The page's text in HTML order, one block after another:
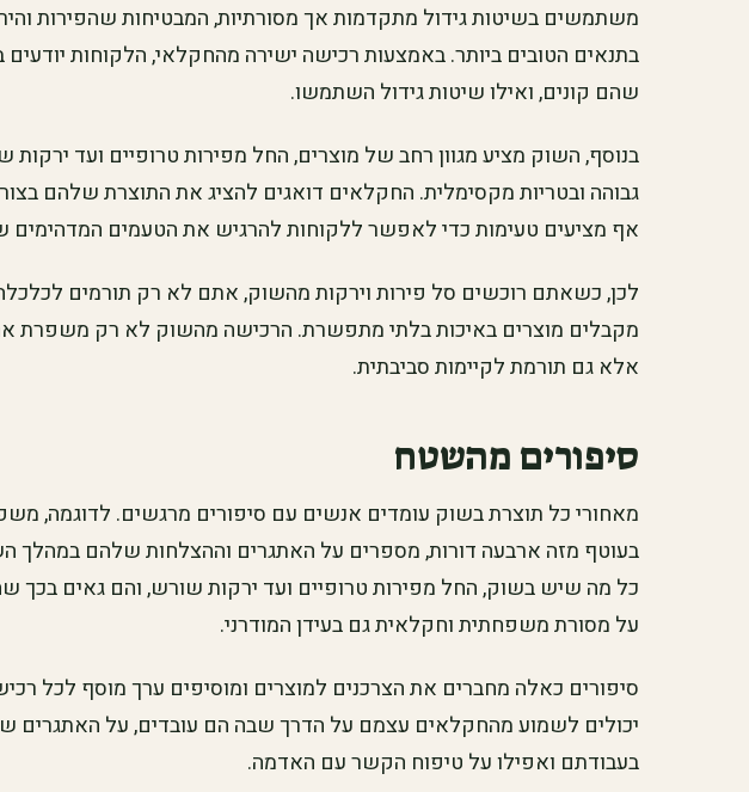
משתמשים בשיטות גידול מתקדמות אך מסורתיות, המבטיחות שהפירות
בתנאים הטובים ביותר. באמצעות רכישה ישירה מהחקלאי, הלקוחות יודעים
שהם קונים, ואילו שיטות גידול השתמשו.
בנוסף, השוק מציע מגוון רחב של מוצרים, החל מפירות טרופיים ועד ירקות
גבוהה ובטריות מקסימלית. החקלאים דואגים להציג את התוצרת שלהם
אף מציעים טעימות כדי לאפשר ללקוחות להרגיש את הטעמים המדהימים
לכן, כשאתם רוכשים סל פירות וירקות מהשוק, אתם לא רק תורמים
מקבלים מוצרים באיכות בלתי מתפשרת. הרכישה מהשוק לא רק משפרת
אלא גם תורמת לקיימות סביבתית.
סיפורים מהשטח
מאחורי כל תוצרת בשוק עומדים אנשים עם סיפורים מרגשים. לדוגמה,
בעוטף מזה ארבעה דורות, מספרים על האתגרים וההצלחות שלהם במהלך
כל מה שיש בשוק, החל מפירות טרופיים ועד ירקות שורש, והם גאים בכך
על מסורת משפחתית וחקלאית גם בעידן המודרני.
סיפורים כאלה מחברים את הצרכנים למוצרים ומוסיפים ערך מוסף לכל
יכולים לשמוע מהחקלאים עצמם על הדרך שבה הם עובדים, על האתגרים
בעבודתם ואפילו על טיפוח הקשר עם האדמה.